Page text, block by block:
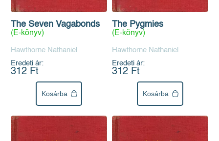
The Seven Vagabonds
(E-könyv)
Hawthorne Nathaniel
Eredeti ár:
312 Ft
Kosárba
The Pygmies
(E-könyv)
Hawthorne Nathaniel
Eredeti ár:
312 Ft
Kosárba